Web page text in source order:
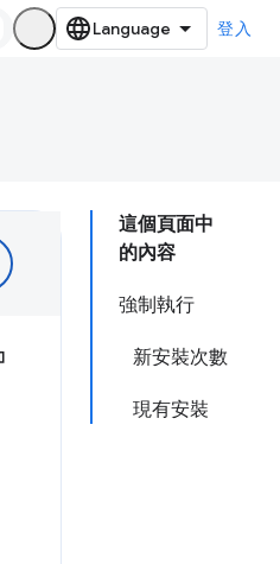
登入
這個頁面中
的內容
強制執行
新安裝次數
現有安裝